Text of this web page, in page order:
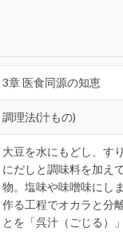
3章 医食同源の知恵
調理法(汁もの)
大豆を水にもどし、す
にだしと調味料を加え
物。塩味や味噌味にし
作る工程でオカラと分
とを「呉汁（ごじる）